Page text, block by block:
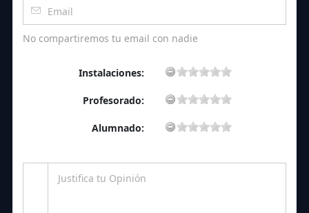
No compartiremos tu email con nadie
Instalaciones:
Profesorado:
Alumnado: